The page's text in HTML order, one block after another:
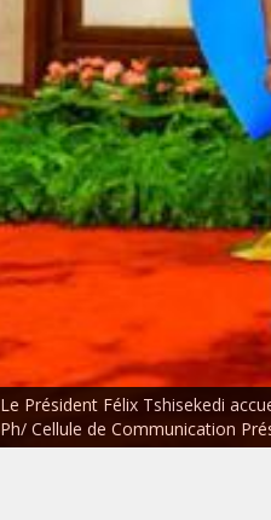
Le Président Félix Tshisekedi
Ph/ Cellule de Communication